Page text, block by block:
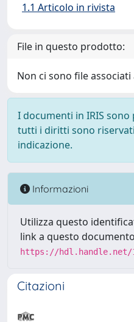
1.1 Articolo in rivista
File in questo prodotto:
Non ci sono file
I documenti in IRIS
tutti i diritti sono
indicazione.
Informazioni
Utilizza questo
link a questo
https://hdl.handle.net/
Citazioni